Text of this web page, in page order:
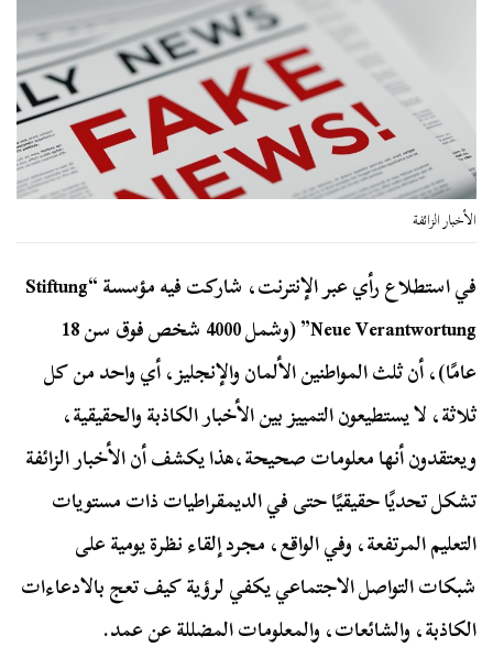
الأخبار الزائفة
في استطلاع رأي عبر الإنترنت، شاركت فيه مؤسسة “Stiftung
Neue Verantwortung” (وشمل 4000 شخص فوق سن 18
عامًا)، أن ثلث المواطنين الألمان والإنجليز، أي واحد من كل
ثلاثة، لا يستطيعون التمييز بين الأخبار الكاذبة والحقيقية،
ويعتقدون أنها معلومات صحيحة،هذا يكشف أن الأخبار الزائفة
تشكل تحديًا حقيقيًا حتى في الديمقراطيات ذات مستويات
التعليم المرتفعة، وفي الواقع، مجرد إلقاء نظرة يومية على
شبكات التواصل الاجتماعي يكفي لرؤية كيف تعج بالادعاءات
الكاذبة، والشائعات، والمعلومات المضللة عن عمد.